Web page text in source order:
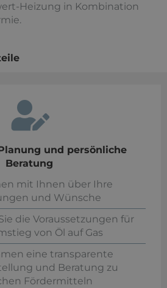
Heizung in Kombination
und persönliche
Beratung
mit Ihnen über Ihre
und Wünsche
die Voraussetzungen für
von Öl auf Gas
eine transparente
und Beratung zu
Fördermitteln